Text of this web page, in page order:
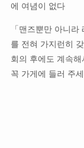
에 여념이 없다
「맨즈뿐만 아니
를 전혀 가지런히
회의 후에도 계속
꼭 가게에 들러 주